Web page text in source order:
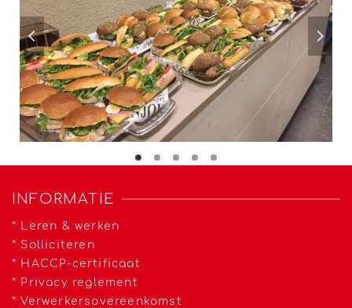
INFORMATIE
*
Leren & werken
* Solliciteren
* HACCP-certificaat
* Privacy reglement
*Verwerkersovereenkomst